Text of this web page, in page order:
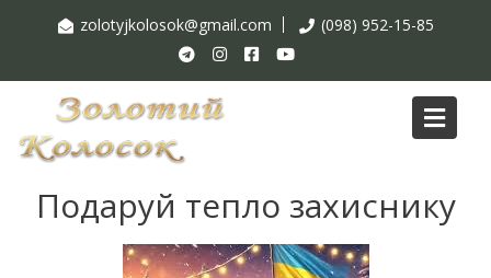
zolotyjkolosok@gmail.com (098) 952-15-85
Подаруй тепло захиснику